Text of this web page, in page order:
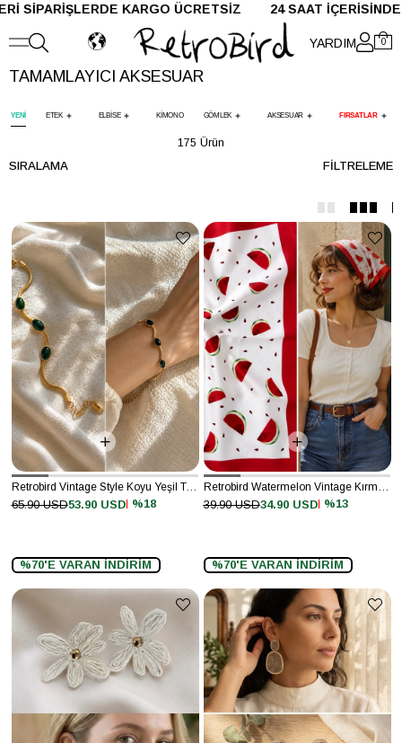
VADE FARKSIZ 2 VE 3 TAKSİT HAVALE İLE
YARDIM 0
TAMAMLAYICI AKSESUAR
YENİ ETEK ELBİSE KİMONO GÖMLEK AKSESUAR FIRSATLAR
175 Ürün
FILTRELEME
SIRALAMA
Retrobird Vintage Style Koyu Yeşil Taş Detaylı Altın Renkli Bileklik
%18
53.90 USD
65.90 USD
%70'E VARAN İNDİRİM
Retrobird Watermelon Vintage Kırmızı Bandana Fular
%13
34.90 USD
39.90 USD
%70'E VARAN İNDİRİM